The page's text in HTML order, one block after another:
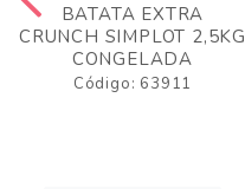
BATATA EXTRA
CRUNCH SIMPLOT 2,5KG
CONGELADA
Código: 63911